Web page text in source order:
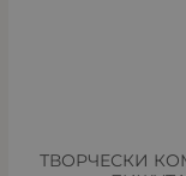
ТВОРЧЕСКИ